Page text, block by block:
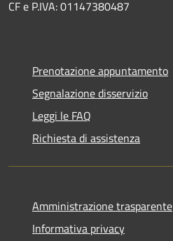
CF e P.IVA: 01147380487
Prenotazione appuntamento
Segnalazione disservizio
Leggi le FAQ
Richiesta di assistenza
Amministrazione trasparente
Informativa privacy